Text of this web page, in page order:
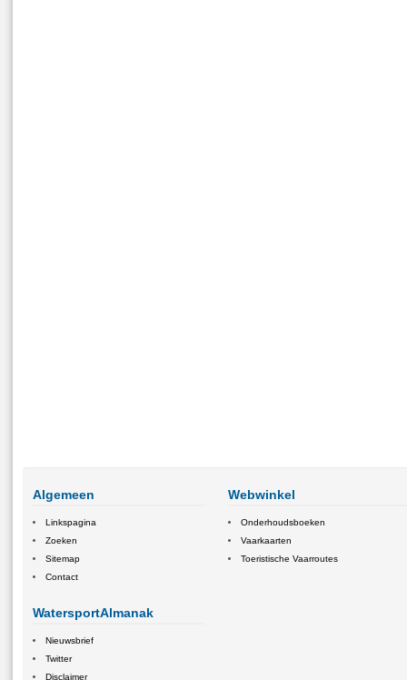
Algemeen
Linkspagina
Zoeken
Sitemap
Contact
WatersportAlmanak
Nieuwsbrief
Twitter
Disclaimer
Webwinkel
Onderhoudsboeken
Vaarkaarten
Toeristische Vaarroutes